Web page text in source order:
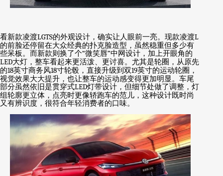
看新款凌渡LGTS的外观设计，确实让人眼前一亮。现款凌渡L
的前脸还停留在大众经典的扑克脸造型，虽然稳重但多少有
些呆板。而新款则换了个“微笑唇”中网设计，加上开眼角的
LED大灯，整车看起来更活泼、更讨喜。尤其是轮圈，从原先
的18英寸商务风18寸轮毂，直接升级到双19英寸的运动轮圈，
视觉效果大大提升，也让整车的运动感变得更加明显。车尾
部分虽然依旧是贯穿式LED灯带设计，但细节处做了调整，灯
组轮廓更立体，点亮时更像轿跑车的范儿，这种设计既时尚
又有辨识度，很符合年轻消费者的口味。